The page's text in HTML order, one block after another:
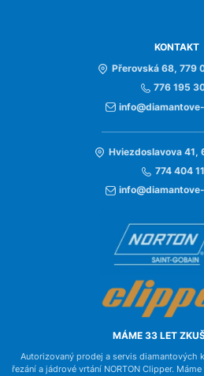
KONTAKT
Přerovská 68, 779
776 195
Hviezdoslavova 41,
774 404
MÁME 33 LET
Autorizovaný prodej a servis diamantových
řezání a jádrové vrtání NORTON Clipper.